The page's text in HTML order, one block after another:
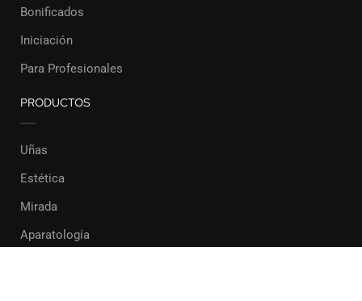
Bonificados
Iniciación
Para Profesionales
PRODUCTOS
Uñas
Estética
Mirada
Aparatología